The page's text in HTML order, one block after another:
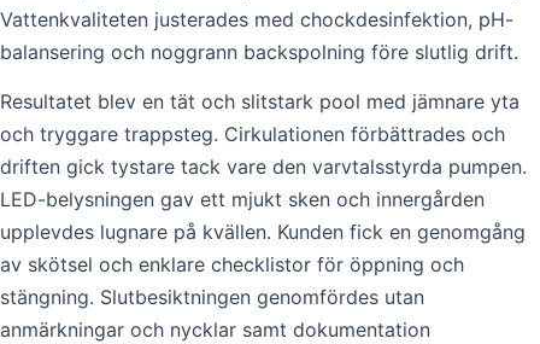
Vattenkvaliteten justerades med chockdesinfektion, pH-
balansering och noggrann backspolning före slutlig drift.
Resultatet blev en tät och slitstark pool med jämnare yta
och tryggare trappsteg. Cirkulationen förbättrades och
driften gick tystare tack vare den varvtalsstyrda pumpen.
LED-belysningen gav ett mjukt sken och innergården
upplevdes lugnare på kvällen. Kunden fick en genomgång
av skötsel och enklare checklistor för öppning och
stängning. Slutbesiktningen genomfördes utan
anmärkningar och nycklar samt dokumentation